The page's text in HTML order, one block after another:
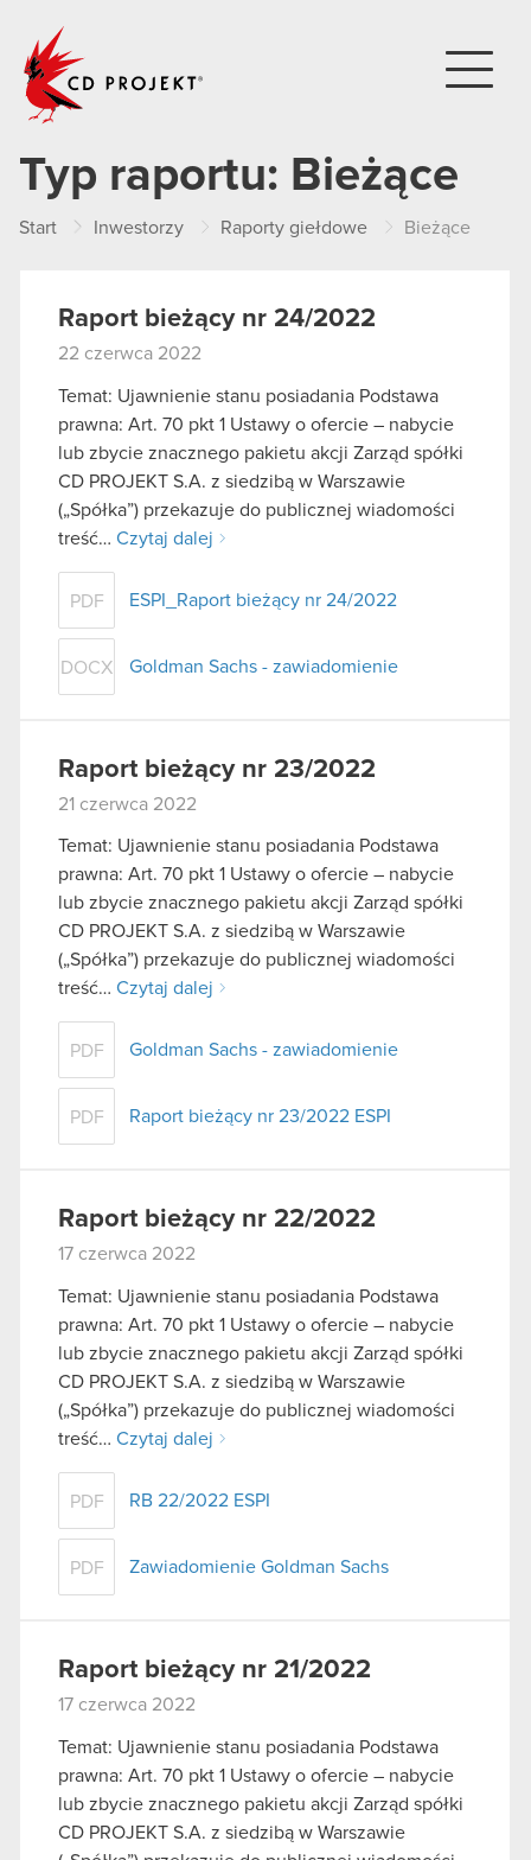
Typ raportu: Bieżące
Start Inwestorzy Raporty giełdowe Bieżące
Raport bieżący nr 24/2022
22 czerwca 2022
Temat: Ujawnienie stanu posiadania Podstawa
prawna: Art. 70 pkt 1 Ustawy o ofercie – nabycie
lub zbycie znacznego pakietu akcji Zarząd spółki
CD PROJEKT S.A. z siedzibą w Warszawie
(„Spółka”) przekazuje do publicznej wiadomości
treść… Czytaj dalej
PDF ESPI_Raport bieżący nr 24/2022
DOCX Goldman Sachs - zawiadomienie
Raport bieżący nr 23/2022
21 czerwca 2022
Temat: Ujawnienie stanu posiadania Podstawa
prawna: Art. 70 pkt 1 Ustawy o ofercie – nabycie
lub zbycie znacznego pakietu akcji Zarząd spółki
CD PROJEKT S.A. z siedzibą w Warszawie
(„Spółka”) przekazuje do publicznej wiadomości
treść… Czytaj dalej
PDF Goldman Sachs - zawiadomienie
PDF Raport bieżący nr 23/2022 ESPI
Raport bieżący nr 22/2022
17 czerwca 2022
Temat: Ujawnienie stanu posiadania Podstawa
prawna: Art. 70 pkt 1 Ustawy o ofercie – nabycie
lub zbycie znacznego pakietu akcji Zarząd spółki
CD PROJEKT S.A. z siedzibą w Warszawie
(„Spółka”) przekazuje do publicznej wiadomości
treść… Czytaj dalej
PDF RB 22/2022 ESPI
PDF Zawiadomienie Goldman Sachs
Raport bieżący nr 21/2022
17 czerwca 2022
Temat: Ujawnienie stanu posiadania Podstawa
prawna: Art. 70 pkt 1 Ustawy o ofercie – nabycie
lub zbycie znacznego pakietu akcji Zarząd spółki
CD PROJEKT S.A. z siedzibą w Warszawie